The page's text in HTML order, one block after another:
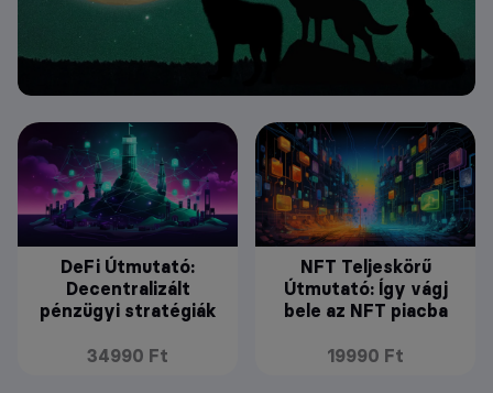
DeFi Útmutató:
Decentralizált
pénzügyi stratégiák
34990 Ft
NFT Teljeskörű
Útmutató: Így vágj
bele az NFT piacba
19990 Ft